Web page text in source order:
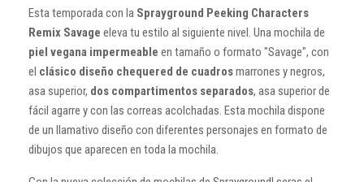
Esta temporada con la Sprayground Peeking Characters
Remix Savage eleva tu estilo al siguiente nivel. Una mochila de
piel vegana impermeable en tamaño o formato "Savage", con
el clásico diseño chequered de cuadrosmarrones y negros,
asa superior, dos compartimentos separados, asa superior de
fácil agarre y con las correas acolchadas. Esta mochila dispone
de un llamativo diseño con diferentes personajes en formato de
dibujos que aparecen en toda la mochila.